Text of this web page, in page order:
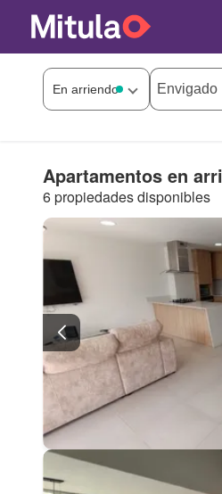
Apartamentos en
6 propiedades disponibles